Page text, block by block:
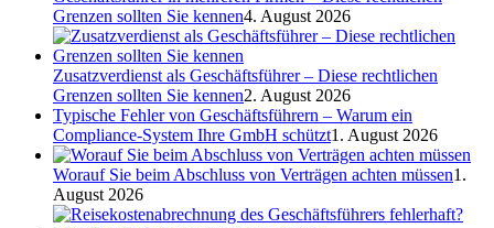
Grenzen sollten Sie kennen4. August 2026
Zusatzverdienst als Geschäftsführer – Diese rechtlichen
Grenzen sollten Sie kennen2. August 2026
Typische Fehler von Geschäftsführern – Warum ein
Compliance-System Ihre GmbH schützt1. August 2026
Worauf Sie beim Abschluss von Verträgen achten müssen1.
August 2026